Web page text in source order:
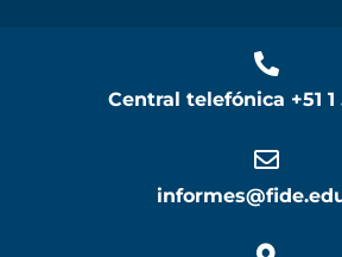
Central telefónica +51